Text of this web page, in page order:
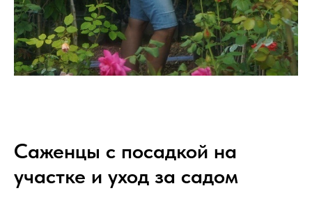
Саженцы с посадкой на
участке и уход за садом